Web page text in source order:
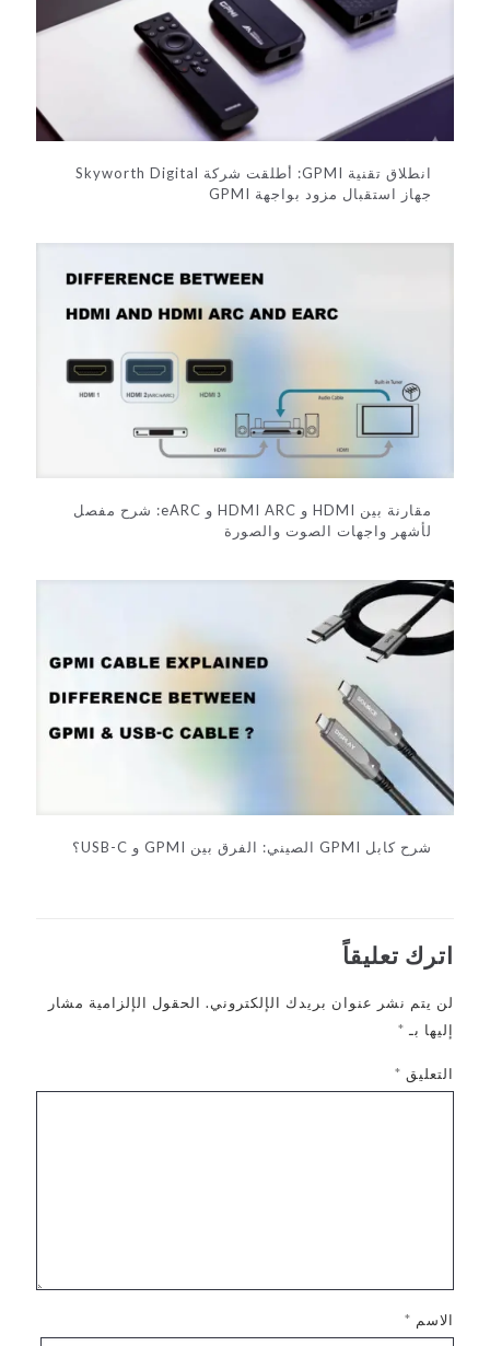
:
انطلاق تقنية GPMI: أطلقت شركة Skyworth Digital
جهاز استقبال مزود بواجهة GPMI
مقارنة بين HDMI و HDMI ARC و eARC: شرح مفصل
لأشهر واجهات الصوت والصورة
شرح كابل GPMI الصيني: الفرق بين GPMI و USB-C؟
اترك تعليقاً
لن يتم نشر عنوان بريدك الإلكتروني. الحقول الإلزامية مشار
إليها بـ *
التعليق *
الاسم *